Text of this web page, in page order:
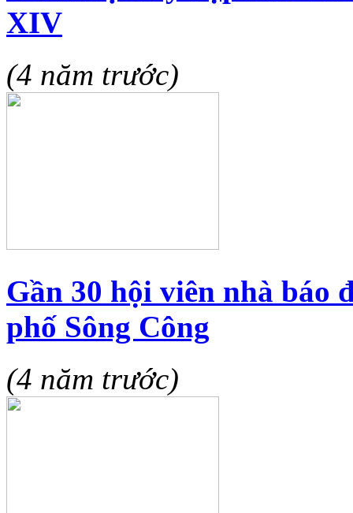
XIV
(4 năm trước)
Gần 30 hội viên nhà báo
phố Sông Công
(4 năm trước)